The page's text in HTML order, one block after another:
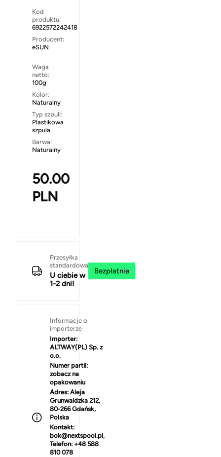
Kod
produktu:
6922572242418
Producent:
eSUN
Waga
netto:
100g
Kolor:
Naturalny
Typ szpuli:
Plastikowa
szpula
Barwa:
Naturalny
50.00
PLN
Przesyłka
standardowa
U ciebie w
1-2 dni!
Bezpłatnie
Informacje o
importerze
Importer:
ALTWAY(PL) Sp. z
o.o.
Numer partii:
zobacz na
opakowaniu
Adres: Aleja
Grunwaldzka 212,
80-266 Gdańsk,
Polska
Kontakt:
bok@nextspool.pl,
Telefon: +48 588
810 078